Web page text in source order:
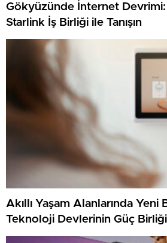
Gökyüzünde İnternet Devrimi:
Starlink İş Birliği ile Tanışın
Akıllı Yaşam Alanlarında Yeni
Teknoloji Devlerinin Güç Birliği